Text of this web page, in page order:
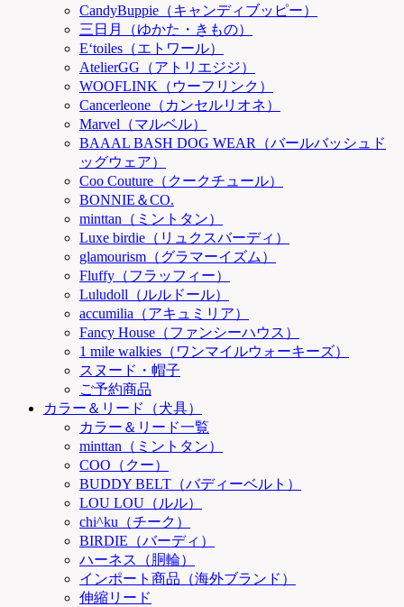
CandyBuppie（キャンディブッピー）
三日月（ゆかた・きもの）
E‘toiles（エトワール）
AtelierGG（アトリエジジ）
WOOFLINK（ウーフリンク）
Cancerleone（カンセルリオネ）
Marvel（マルベル）
BAAAL BASH DOG WEAR（バールバッシュド
ッグウェア）
Coo Couture（クークチュール）
BONNIE＆CO.
minttan（ミントタン）
Luxe birdie（リュクスバーディ）
glamourism（グラマーイズム）
Fluffy（フラッフィー）
Luludoll（ルルドール）
accumilia（アキュミリア）
Fancy House（ファンシーハウス）
1 mile walkies（ワンマイルウォーキーズ）
スヌード・帽子
ご予約商品
カラー＆リード（犬具）
カラー＆リード一覧
minttan（ミントタン）
COO（クー）
BUDDY BELT（バディーベルト）
LOU LOU（ルル）
chi^ku（チーク）
BIRDIE（バーディ）
ハーネス（胴輪）
インポート商品（海外ブランド）
伸縮リード